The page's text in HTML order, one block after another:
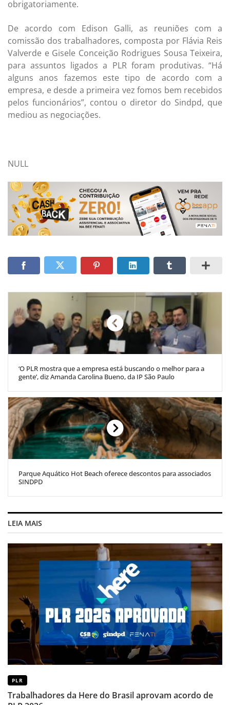
obrigatoriamente.
De acordo com Edison Galli, as reuniões com a
comissão dos trabalhadores, composta por Flávia Reis
Valverde e Gisele Conceição Rodrigues Sousa Teixeira,
para assuntos ligados a PLR foram produtivas. “Há
alguns anos fazemos este tipo de acordo com a
empresa, e desde a primeira vez fomos bem recebidos
pelos funcionários”, contou o diretor do Sindpd, que
mediou as negociações.
NULL
‘O PLR mostra que a empresa está buscando o melhor para a
gente’, diz Amanda Carolina Bueno, da IP São Paulo
Parque Aquático Hot Beach oferece descontos para associados
SINDPD
LEIA MAIS
PLR
Trabalhadores da Here do Brasil aprovam acordo de